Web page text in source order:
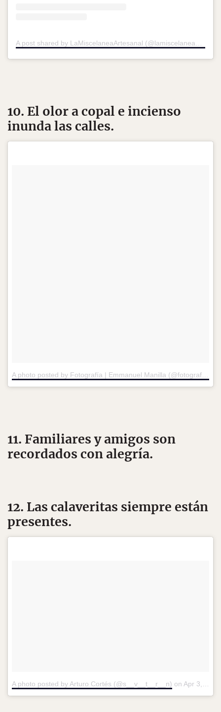
A post shared by LaMiscelaneaArtesanal (@lamiscelaneaartesanal)
10. El olor a copal e incienso
inunda las calles.
A photo posted by Fotografía | Emmanuel Manilla (@fotografia_emmanuelmanilla)
11. Familiares y amigos son
recordados con alegría.
12. Las calaveritas siempre están
presentes.
A photo posted by Arturo Cortés (@s__v__t__r__n) on Apr 3, 2016 at 3:10pm PDT